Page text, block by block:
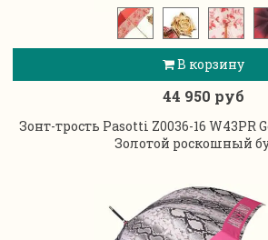
В корзину
44 950 руб
Зонт-трость Pasotti Z0036-16 W43PR
Золотой роскошный